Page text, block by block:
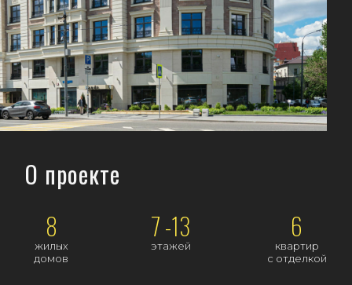
О проекте
8
жилых
домов
7 -13
этажей
6
квартир
с отделкой